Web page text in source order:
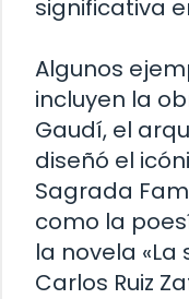
significativa
Algunos
incluyen la
Gaudí, el
diseñó el
Sagrada
como la
la novela
Carlos Ruiz